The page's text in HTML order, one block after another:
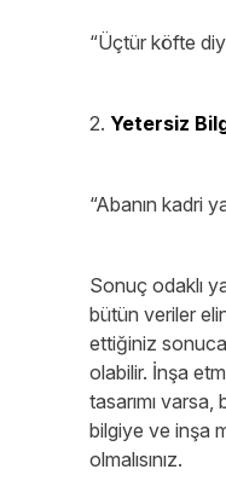
“Üçtür köfte
2. Yetersiz
“Abanın kadri
Sonuç odaklı
bütün veriler
ettiğiniz sonuca
olabilir. İnşa
tasarımı
bilgiye ve inşa
olmalısınız.